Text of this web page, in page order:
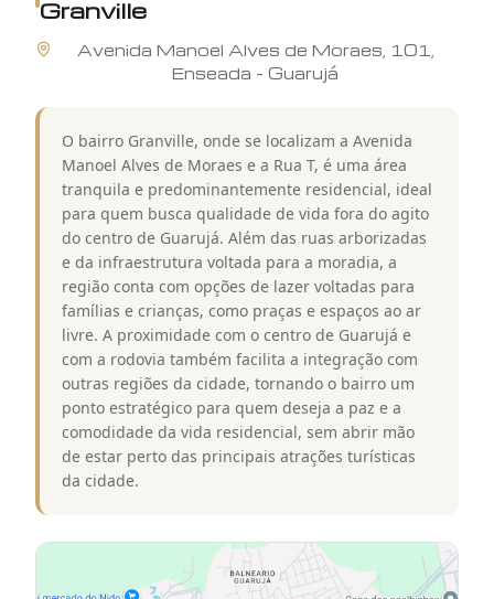
Granville
Avenida Manoel Alves de Moraes 101
Enseada - Guarujá
O bairro Granville, onde se localizam a Avenida
Manoel Alves de Moraes e a Rua T, é uma área
tranquila e predominantemente residencial, ideal
para quem busca qualidade de vida fora do agito
do centro de Guarujá. Além das ruas arborizadas
e da infraestrutura voltada para a moradia, a
região conta com opções de lazer voltadas para
famílias e crianças, como praças e espaços ao ar
livre. A proximidade com o centro de Guarujá e
com a rodovia também facilita a integração com
outras regiões da cidade, tornando o bairro um
ponto estratégico para quem deseja a paz e a
comodidade da vida residencial, sem abrir mão
de estar perto das principais atrações turísticas
da cidade.